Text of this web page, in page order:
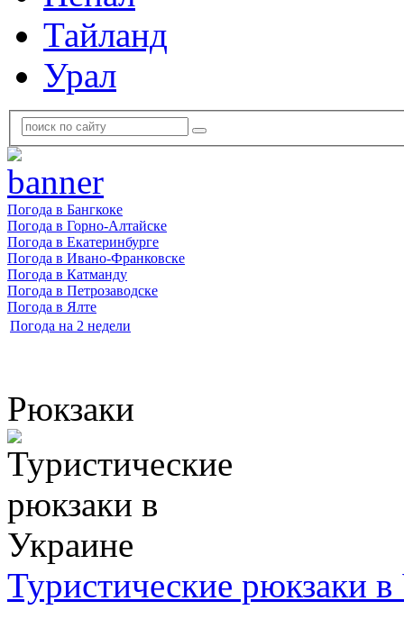
Тайланд
Урал
Погода в Бангкоке
Погода в Горно-Алтайске
Погода в Екатеринбурге
Погода в Ивано-Франковске
Погода в Катманду
Погода в Петрозаводске
Погода в Ялте
Погода на 2 недели
Рюкзаки
Туристические рюкзаки